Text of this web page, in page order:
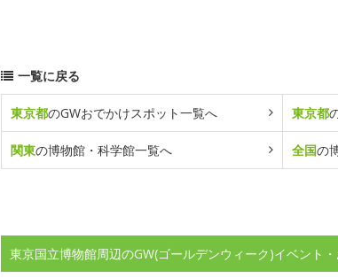
一覧に戻る
東京都のGWおでかけスポット一覧へ 東京都
関東の博物館・科学館一覧へ 全国の
東京国立博物館周辺のGW(ゴールデンウィーク)イベント